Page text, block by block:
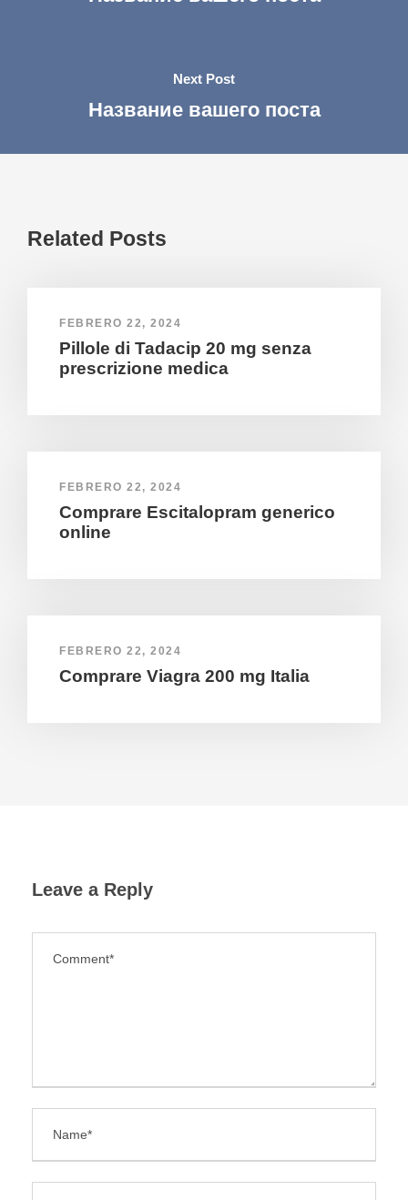
Next Post
Название вашего поста
Related Posts
FEBRERO 22, 2024
Pillole di Tadacip 20 mg senza
prescrizione medica
FEBRERO 22, 2024
Comprare Escitalopram generico
online
FEBRERO 22, 2024
Comprare Viagra 200 mg Italia
Leave a Reply